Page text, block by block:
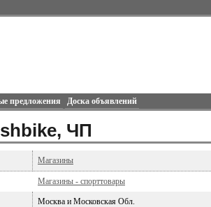
предложения
Доска объявлений
ЧП
Магазины
Магазины - спорттовары
Москва и Московская Обл.